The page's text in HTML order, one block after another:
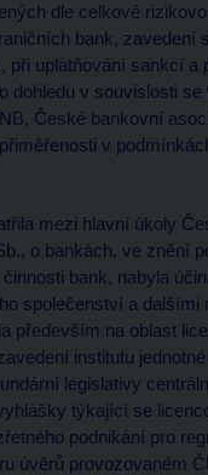
dle celkové
bank, zavedení
při uplatňování sankcí
dohledu v souvislosti
České bankovní
v
mezi hlavní úkoly
o bankách, ve znění
bank, nabyla
společenství a
především na oblast
institutu
legislativy
týkající se
podnikání pro
úvěrů provozovaném